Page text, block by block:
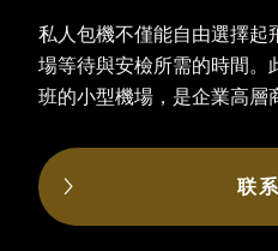
私人包機不僅能自由選擇起
場等待與安檢所需的時間。
班的小型機場，是企業高層
联